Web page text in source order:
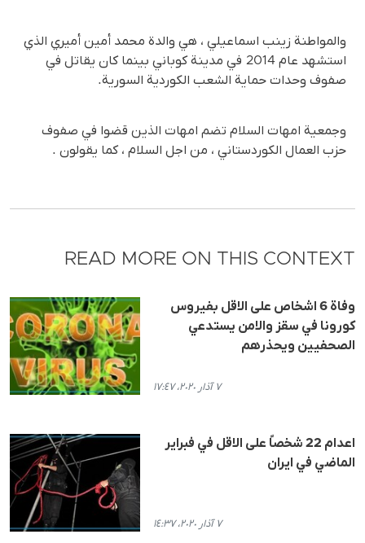
والمواطنة زينب اسماعيلي ، هي والدة محمد أمين أميري الذي
استشهد عام 2014 في مدينة كوباني بينما كان يقاتل في
صفوف وحدات حماية الشعب الكوردية السورية.
وجمعية امهات السلام تضم امهات الذين قضوا في صفوف
حزب العمال الكوردستاني ، من اجل السلام ، كما يقولون .
READ MORE ON THIS CONTEXT
وفاة 6 اشخاص على الاقل بفيروس
كورونا في سقز والامن يستدعي
الصحفيين ويحذرهم
٧ آذار ٢٠٢٠، ١٧:٤٧
اعدام 22 شخصاً على الاقل في فبراير
الماضي في ايران
٧ آذار ٢٠٢٠، ١٤:٣٧